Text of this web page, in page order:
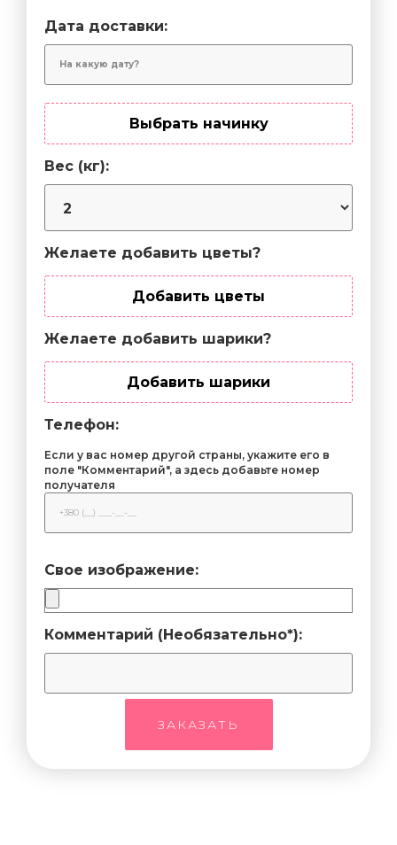
Дата доставки:
Выбрать начинку
Вес (кг):
Желаете добавить цветы?
Добавить цветы
Желаете добавить шарики?
Добавить шарики
Телефон:
Если у вас номер другой страны, укажите его в
поле "Комментарий", а здесь добавьте номер
получателя
Свое изображение:
Комментарий (Необязательно*):